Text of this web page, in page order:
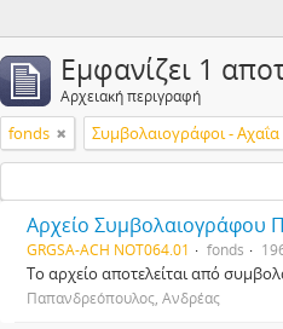
Εμφανίζει 1
Αρχειακή περιγραφή
fonds Συμβολαιογράφοι - Αχαΐα
Αρχείο Συμβολαιογράφου
GRGSA-ACH NOT064.01 fonds
Το αρχείο αποτελείται από
Παπανδρεόπουλος, Ανδρέας